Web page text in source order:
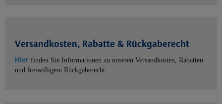
Versandkosten, Rabatte & Rückgaberecht
Hier finden Sie Informationen zu unseren Versandkosten, Rabatten
und freiwilligem Rückgaberecht.